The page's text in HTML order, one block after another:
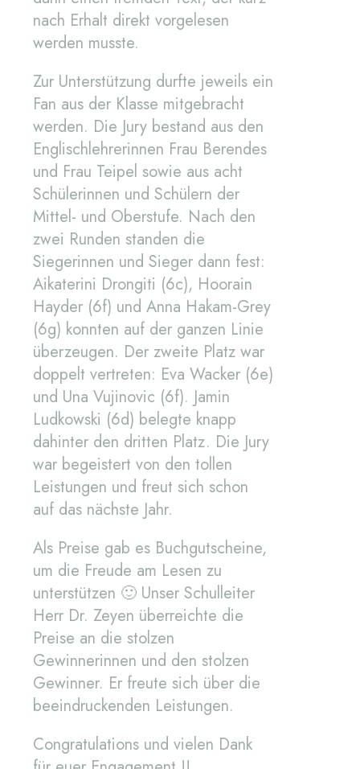
nach Erhalt direkt vorgelesen
werden musste.
Zur Unterstützung durfte jeweils ein
Fan aus der Klasse mitgebracht
werden. Die Jury bestand aus den
Englischlehrerinnen Frau Berendes
und Frau Teipel sowie aus acht
Schülerinnen und Schülern der
Mittel- und Oberstufe. Nach den
zwei Runden standen die
Siegerinnen und Sieger dann fest:
Aikaterini Drongiti (6c), Hoorain
Hayder (6f) und Anna Hakam-Grey
(6g) konnten auf der ganzen Linie
überzeugen. Der zweite Platz war
doppelt vertreten: Eva Wacker (6e)
und Una Vujinovic (6f). Jamin
Ludkowski (6d) belegte knapp
dahinter den dritten Platz. Die Jury
war begeistert von den tollen
Leistungen und freut sich schon
auf das nächste Jahr.
Als Preise gab es Buchgutscheine,
um die Freude am Lesen zu
unterstützen 🙂 Unser Schulleiter
Herr Dr. Zeyen überreichte die
Preise an die stolzen
Gewinnerinnen und den stolzen
Gewinner. Er freute sich über die
beeindruckenden Leistungen.
Congratulations und vielen Dank